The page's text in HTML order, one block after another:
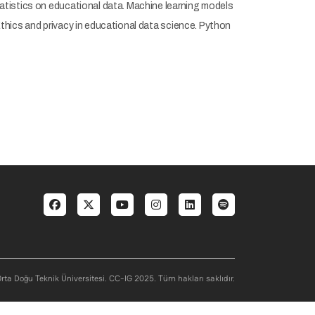
on educational data. Machine learning models
and privacy in educational data science. Python
3 TR
Social menu
Doğu Teknik Üniversitesi. CC-IG 2025. Tüm hakları saklıdır.